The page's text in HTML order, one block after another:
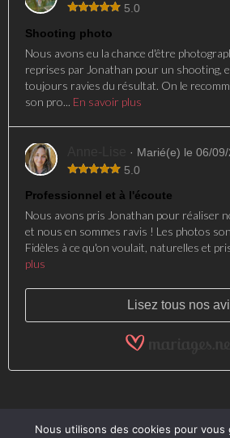
5.0
Shooting photo
Nous avons eu la chance d'être
reprises par Jonathan pour un shooting,
toujours ravies du résultat. On le
son pro... En savoir plus
· Marié(e) le 06/
5.0
Professionnel et à l'écoute
Nous avons pris Jonathan pour réaliser
et nous en sommes ravis ! Les photos
Fidèles à ce qu'on voulait, naturelles et
plus
Lisez tous nos
Nous utilisons des cookies pour vous